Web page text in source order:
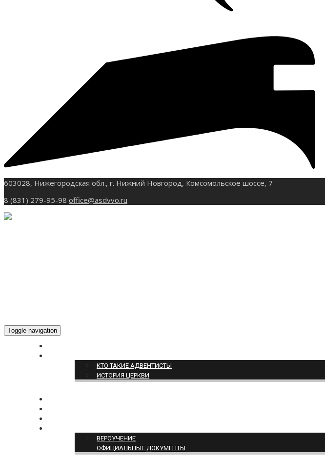
603028, Нижегородская обл., г. Нижний Новгород, Комсомольское шоссе, 7
8 (831) 279-95-98 office@asdvvo.ru
Toggle navigation
КТО ТАКИЕ АДВЕНТИСТЫ
ИСТОРИЯ ЦЕРКВИ
ВЕРОУЧЕНИЕ
ОФИЦИАЛЬНЫЕ ДОКУМЕНТЫ